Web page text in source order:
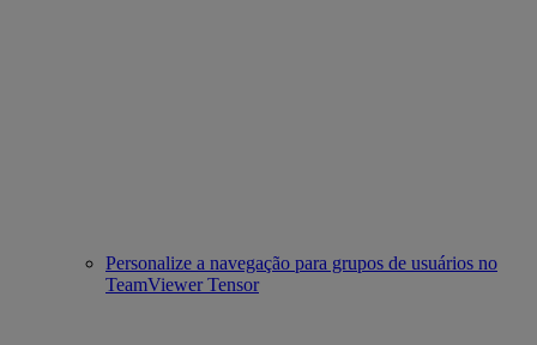
Personalize a navegação para grupos de usuários no
TeamViewer Tensor